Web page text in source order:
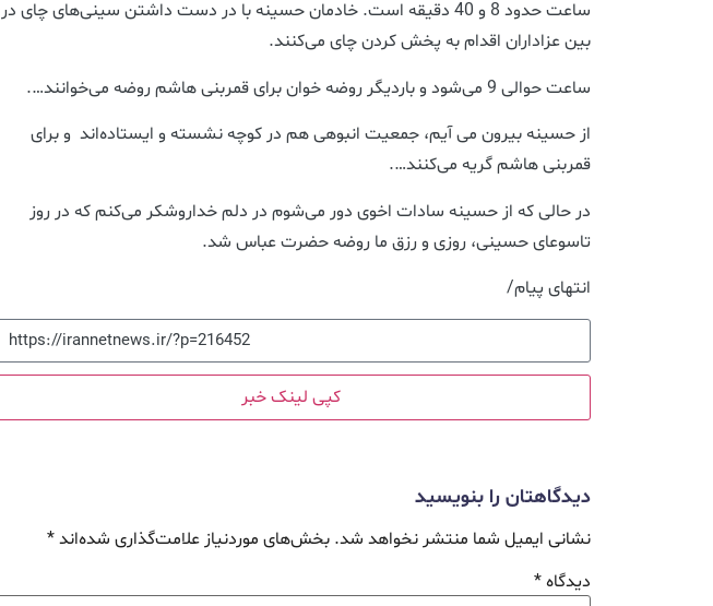
ساعت حدود 8 و 40 دقیقه است. خادمان حسینه با در دست داشتن سینی‌های چای در
بین عزاداران اقدام به پخش کردن چای‌ می‌کنند.
ساعت حوالی 9 می‌شود و باردیگر روضه خوان برای قمربنی هاشم روضه می‌خوانند….
از حسینه بیرون می آیم، جمعیت انبوهی هم در کوچه نشسته و ایستاده‌اند و برای
قمربنی هاشم گریه می‌کنند….
در حالی که از حسینه سادات اخوی دور می‌شوم در دلم خداروشکر می‌کنم که در روز
تاسوعای حسینی، روزی و رزق ما روضه حضرت عباس شد.
انتهای پیام/
کپی لینک خبر
دیدگاهتان را بنویسید
نشانی ایمیل شما منتشر نخواهد شد. بخش‌های موردنیاز علامت‌گذاری شده‌اند*
دیدگاه*